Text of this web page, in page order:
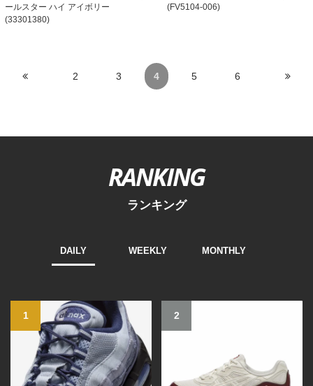
ールスター ハイ アイボリー
(33301380)
(FV5104-006)
2 3 4 5 6
RANKING
ランキング
DAILY WEEKLY MONTHLY
1 2